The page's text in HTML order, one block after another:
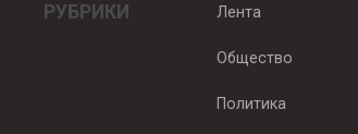
РУБРИКИ Лента
Общество
Политика